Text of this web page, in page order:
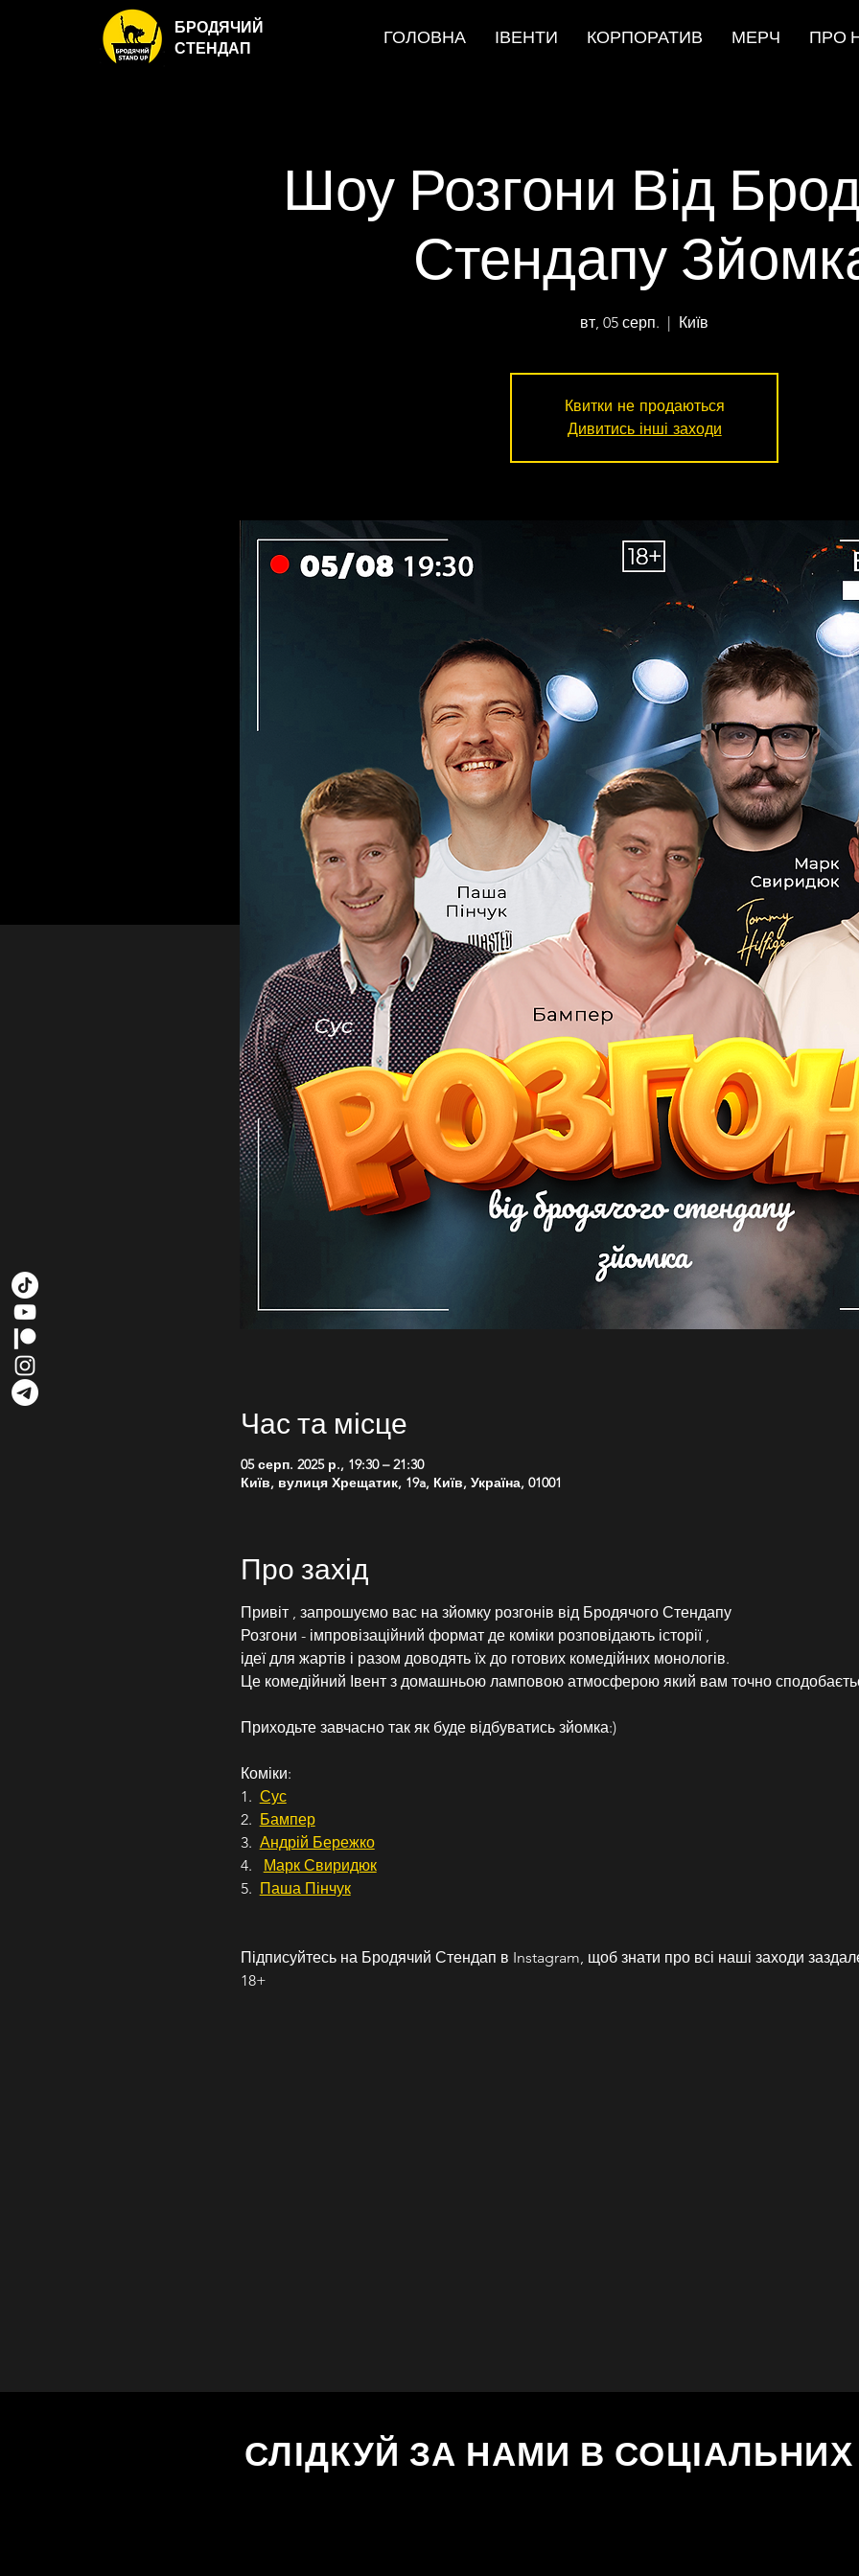
БРОДЯЧИЙ
СТЕНДАП
ГОЛОВНА ІВЕНТИ КОРПОРАТИВ МЕРЧ ПРО
Шоу Розгони Від
Стендапу
вт, 05 серп.
  |
Київ
Квитки не продаються
Дивитись інші заходи
Час та місце
05 серп. 2025 р., 19:30 – 21:30
Київ, вулиця Хрещатик, 19a, Київ, Україна, 01001
Про захід
Привіт , запрошуємо вас на зйомку розгонів від Бродячого Стендапу
Розгони - імпровізаційний формат де коміки розповідають історії ,
ідеї для жартів і разом доводять їх до готових комедійних монологів.
Це комедійний Івент з домашньою ламповою атмосферою який вам точно
Приходьте завчасно так як буде відбуватись зйомка:)
Коміки:
1. Сус
2. Бампер
3. Андрій Бережко
4. Марк Свиридюк
5. Паша Пінчук
Підписуйтесь на Бродячий Стендап в Instagram, щоб знати про всі наші заходи
18+
СЛІДКУЙ ЗА НАМИ В